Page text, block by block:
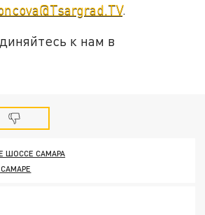
.
к нам в
ШОССЕ САМАРА